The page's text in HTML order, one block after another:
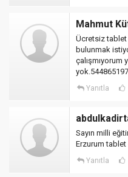
Mahmut
Ücretsiz
bulunmak
Yanıtla
Sayın milli
Erzurum tablet
Yanıtla